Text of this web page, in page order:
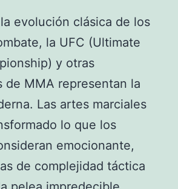
evolución clásica de los
la UFC (Ultimate
y otras
de MMA representan la
Las artes marciales
lo que los
emocionante,
de complejidad táctica